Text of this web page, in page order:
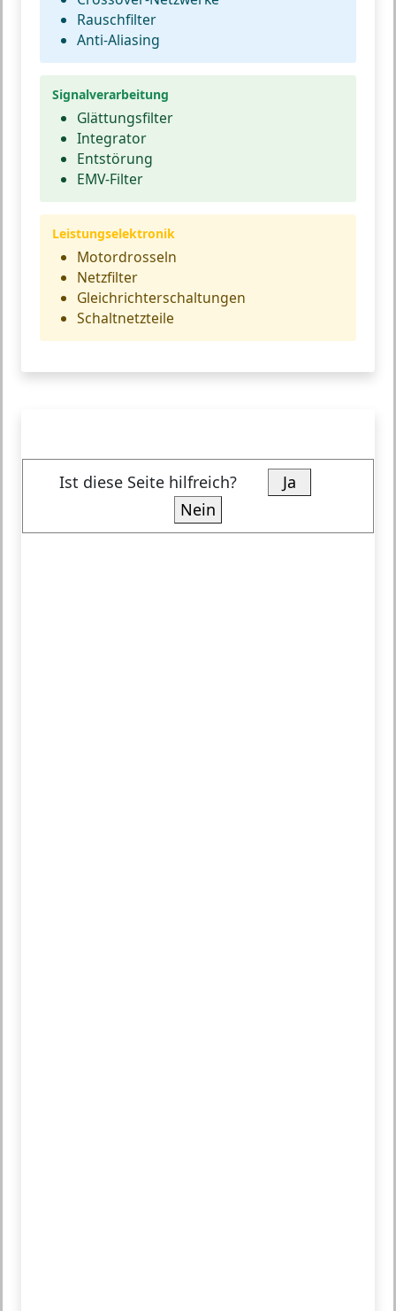
Rauschfilter
Anti-Aliasing
Signalverarbeitung
Glättungsfilter
Integrator
Entstörung
EMV-Filter
Leistungselektronik
Motordrosseln
Netzfilter
Gleichrichterschaltungen
Schaltnetzteile
Ist diese Seite hilfreich?
Ja
Nein